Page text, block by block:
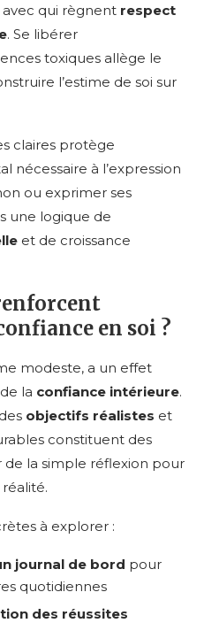
qui règnent respect
. Se libérer
toxiques allège le
l’estime de soi sur
claires protège
nécessaire à l’expression
ou exprimer ses
une logique de
et de croissance
en soi ?
modeste, a un effet
la confiance intérieure.
objectifs réalistes et
constituent des
de la simple réflexion pour
à explorer :
journal de bord pour
quotidiennes
des réussites